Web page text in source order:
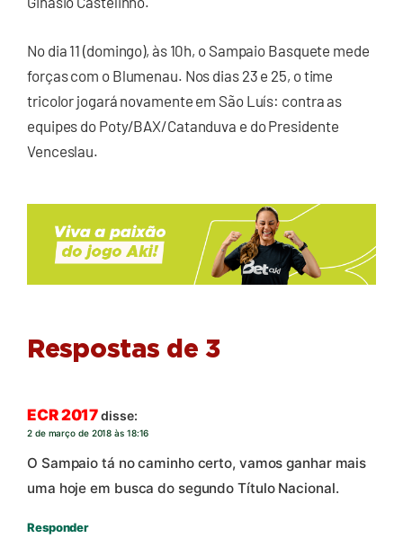
No dia 11 (domingo), às 10h, o Sampaio Basquete mede
forças com o Blumenau. Nos dias 23 e 25, o time
tricolor jogará novamente em São Luís: contra as
equipes do Poty/BAX/Catanduva e do Presidente
Venceslau.
Respostas de 3
ECR 2017disse:
2 de março de 2018 às 18:16
O Sampaio tá no caminho certo, vamos ganhar mais
uma hoje em busca do segundo Título Nacional.
Responder